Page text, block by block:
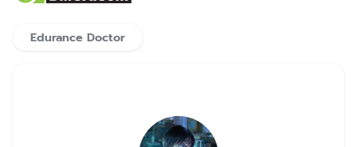
Edurance Doctor